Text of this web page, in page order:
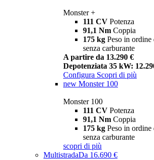
Monster +
111 CV Potenza
91,1 Nm Coppia
175 kg Peso in ordine
senza carburante
A partire da 13.290 €
Depotenziata 35 kW:
Configura Scopri di più
new Monster 100
Monster 100
111 CV Potenza
91,1 Nm Coppia
175 kg Peso in ordine
senza carburante
scopri di più
MultistradaDa 16.690 €